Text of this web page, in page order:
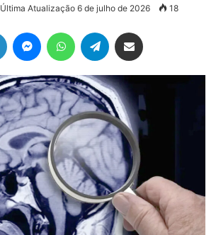
Última Atualização 6 de julho de 2026 18